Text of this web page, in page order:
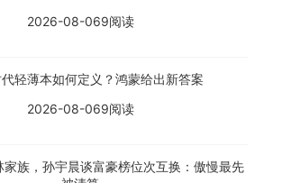
2026-08-069阅读
轻薄本如何定义？鸿蒙给出新答案
2026-08-069阅读
家族，孙宇晨谈富豪榜位次互换：傲慢最先